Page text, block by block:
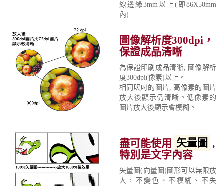
線邊緣3mm以上(即86X50mm
內)
圖像解析度300dpi，
保證成品清晰
為保證印刷成品清晰, 圖像解析
度300dpi(像素)以上。
相同呎吋的圖片, 高像素的圖片
放大後顯示仍清晰。低像素的
圖片放大後顯示會模糊。
盡可能使用 矢量圖 ,
特別是文字內容
矢量圖(向量圖)圖形可以無限放
大，不變色、不模糊、不失